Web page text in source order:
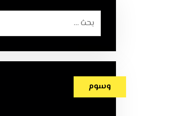
وسوم